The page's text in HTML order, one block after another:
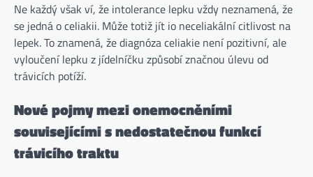
Ne každý však ví, že intolerance lepku vždy neznamená, že
se jedná o celiakii. Může totiž jít io neceliakální citlivost na
lepek. To znamená, že diagnóza celiakie není pozitivní, ale
vyloučení lepku z jídelníčku způsobí značnou úlevu od
trávicích potíží.
Nové pojmy mezi onemocněními
souvisejícími s nedostatečnou funkcí
trávicího traktu